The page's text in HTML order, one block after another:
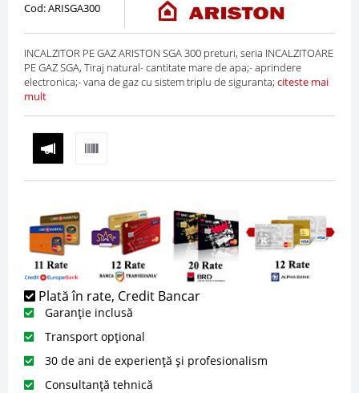
Cod: ARISGA300
INCALZITOR PE GAZ ARISTON SGA 300 preturi, seria INCALZITOARE
PE GAZ SGA, Tiraj natural- cantitate mare de apa;- aprindere
electronica;- vana de gaz cu sistem triplu de siguranta; citeste mai
mult
Plată în rate, Credit Bancar
Garanție inclusă
Transport opțional
30 de ani de experiență și profesionalism
Consultanță tehnică